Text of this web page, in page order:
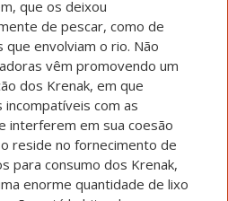
que os deixou
de pescar, como de
envolviam o rio. Não
vêm promovendo um
dos Krenak, em que
com as
interferem em sua coesão
reside no fornecimento de
para consumo dos Krenak,
enorme quantidade de lixo